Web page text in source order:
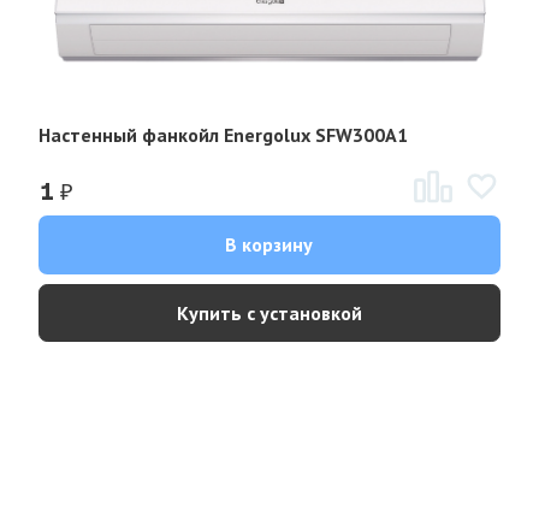
Настенный фанкойл Energolux SFW300A1
1 ₽
В корзину
Купить с установкой